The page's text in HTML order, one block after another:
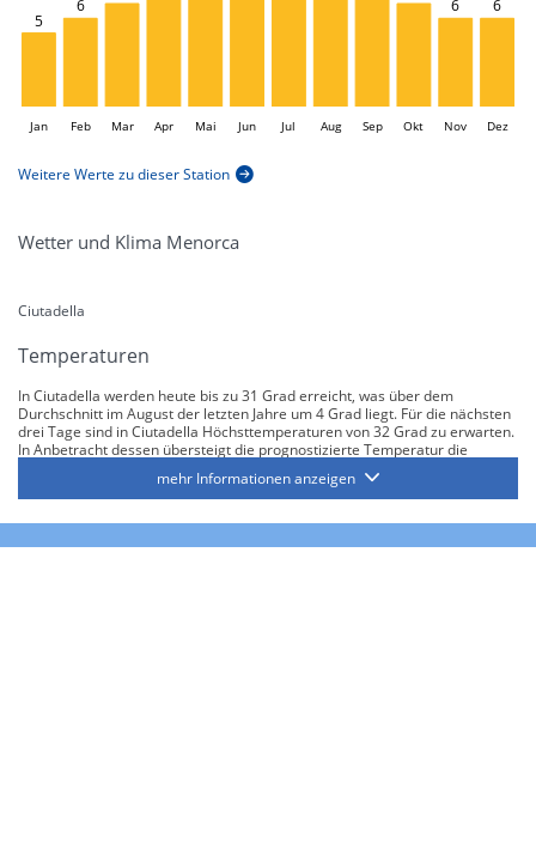
5
6 6 6
Jan Feb Mar Apr Mai Jun Jul Aug Sep Okt Nov Dez
Weitere Werte zu dieser Station
Wetter und Klima Menorca
Ciutadella
Temperaturen
In Ciutadella werden heute bis zu 31 Grad erreicht, was über dem
Durchschnitt im August der letzten Jahre um 4 Grad liegt. Für die nächsten
drei Tage sind in Ciutadella Höchsttemperaturen von 32 Grad zu erwarten.
In Anbetracht dessen übersteigt die prognostizierte Temperatur die
In der Region Menorca wurden historisch gesehen im Monat August
mehr Informationen anzeigen